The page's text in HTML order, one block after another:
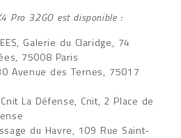
Pro 32GO est disponible :
Galerie du Claridge, 74
75008 Paris
Avenue des Ternes, 75017
Cnit La Défense, Cnit, 2 Place de
du Havre, 109 Rue Saint-